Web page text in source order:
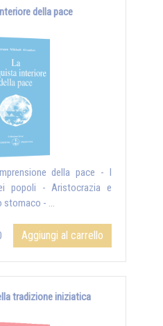
della pace
della pace - I
popoli - Aristocrazia e
stomaco - ...
Aggiungi al carrello
tradizione iniziatica